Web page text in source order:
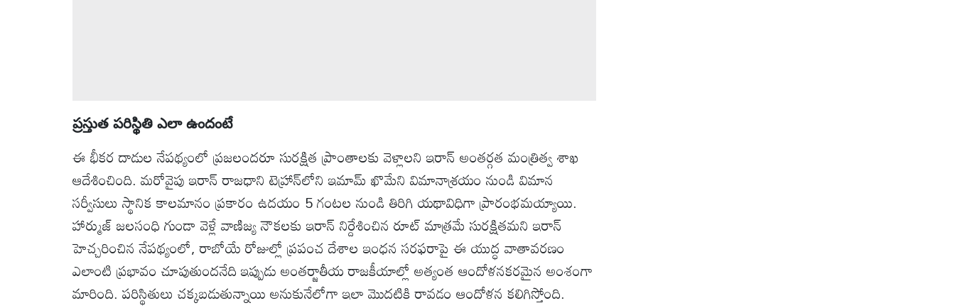
ప్రస్తుత పరిస్థితి ఎలా ఉందంటే
ఈ భీకర దాడుల నేపథ్యంలో ప్రజలందరూ సురక్షిత ప్రాంతాలకు వెళ్లాలని ఇరాన్ అంతర్గత మంత్రిత్వ శాఖ
ఆదేశించింది. మరోవైపు ఇరాన్ రాజధాని టెహ్రాన్‌లోని ఇమామ్ ఖొమేని విమానాశ్రయం నుండి విమాన
సర్వీసులు స్థానిక కాలమానం ప్రకారం ఉదయం 5 గంటల నుండి తిరిగి యథావిధిగా ప్రారంభమయ్యాయి.
హార్ముజ్ జలసంధి గుండా వెళ్లే వాణిజ్య నౌకలకు ఇరాన్ నిర్దేశించిన రూట్ మాత్రమే సురక్షితమని ఇరాన్
హెచ్చరించిన నేపథ్యంలో, రాబోయే రోజుల్లో ప్రపంచ దేశాల ఇంధన సరఫరాపై ఈ యుద్ధ వాతావరణం
ఎలాంటి ప్రభావం చూపుతుందనేది ఇప్పుడు అంతర్జాతీయ రాజకీయాల్లో అత్యంత ఆందోళనకరమైన అంశంగా
మారింది. పరిస్థితులు చక్కబడుతున్నాయి అనుకునేలోగా ఇలా మొదటికి రావడం ఆందోళన కలిగిస్తోంది.